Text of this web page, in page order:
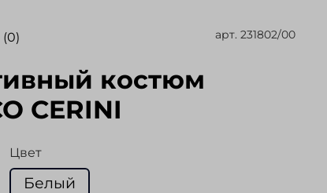
(0) арт. 231802/00
костюм
CERINI
Цвет
Белый